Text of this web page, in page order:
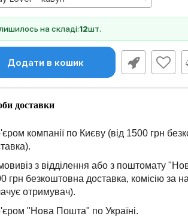
на складі:12шт.
Додати в кошик
доставки
компанії по Києву (від 1500 грн
з відділення або з поштомату
грн безкоштовна доставка, комісію за
отримувач).
"Нова Пошта" по Україні.